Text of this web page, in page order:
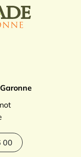
compte Facebook
le compte
00